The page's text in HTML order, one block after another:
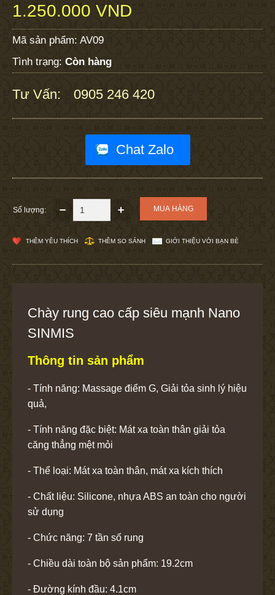
1.250.000 VND
Mã sản phẩm: AV09
Tình trạng: Còn hàng
Tư Vấn: 0905 246 420
Chat Zalo
Số lượng:
THÊM YÊU THÍCH THÊM SO SÁNH GIỚI THIỆU VỚI BẠN BÈ
Chày rung cao cấp siêu mạnh Nano
SINMIS
Thông tin sản phẩm
- Tính năng: Massage điểm G, Giải tỏa sinh lý hiệu
quả,
- Tính năng đặc biệt: Mát xa toàn thân giải tỏa
căng thẳng mệt mỏi
- Thể loại: Mát xa toàn thân, mát xa kích thích
- Chất liệu: Silicone, nhựa ABS an toàn cho người
sử dụng
- Chức năng: 7 tần số rung
- Chiều dài toàn bộ sản phẩm: 19.2cm
- Đường kính đầu: 4.1cm